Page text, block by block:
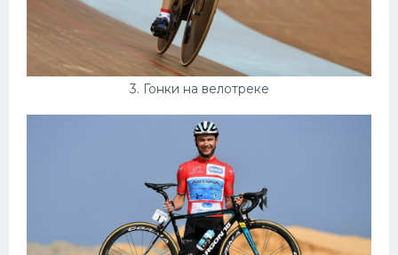
3. Гонки на велотреке